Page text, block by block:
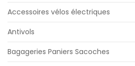
Accessoires vélos électriques
Antivols
Bagageries Paniers Sacoches